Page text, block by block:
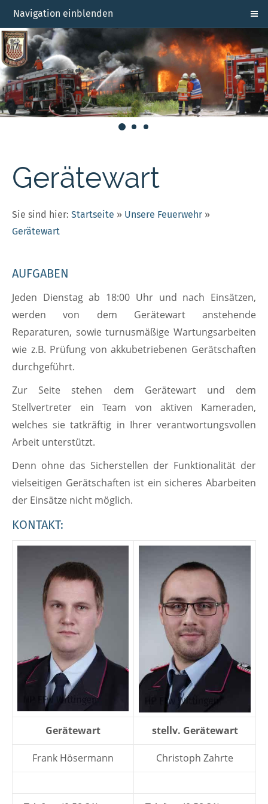
Navigation einblenden
Gerätewart
Sie sind hier: Startseite » Unsere Feuerwehr »
Gerätewart
AUFGABEN
Jeden Dienstag ab 18:00 Uhr und nach Einsätzen,
werden von dem Gerätewart anstehende
Reparaturen, sowie turnusmäßige Wartungsarbeiten
wie z.B. Prüfung von akkubetriebenen Gerätschaften
durchgeführt.
Zur Seite stehen dem Gerätewart und dem
Stellvertreter ein Team von aktiven Kameraden,
welches sie tatkräftig in Ihrer verantwortungsvollen
Arbeit unterstützt.
Denn ohne das Sicherstellen der Funktionalität der
vielseitigen Gerätschaften ist ein sicheres Abarbeiten
der Einsätze nicht möglich.
KONTAKT:
Gerätewart stellv. Gerätewart
Frank Hösermann Christoph Zahrte